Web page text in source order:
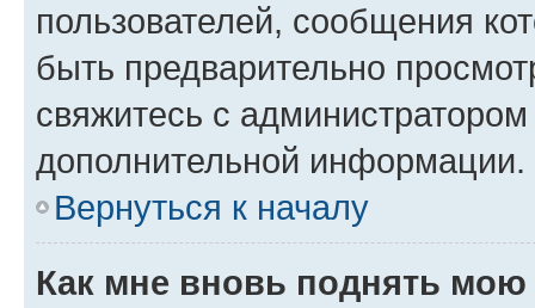
пользователей, сообщения
быть предварительно
свяжитесь с
дополнительной информации.
Вернуться к началу
Как мне вновь поднять мою